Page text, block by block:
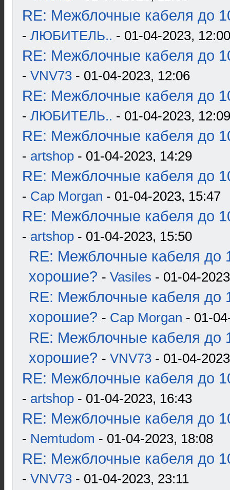
RE: Межблочные кабеля до
- ЛЮБИТЕЛЬ.. - 01-04-2023, 12:00
RE: Межблочные кабеля до
- VNV73 - 01-04-2023, 12:06
RE: Межблочные кабеля до
- ЛЮБИТЕЛЬ.. - 01-04-2023, 12:09
RE: Межблочные кабеля до
- artshop - 01-04-2023, 14:29
RE: Межблочные кабеля до
- Cap Morgan - 01-04-2023, 15:47
RE: Межблочные кабеля до
- artshop - 01-04-2023, 15:50
RE: Межблочные кабеля до
хорошие? - Vasiles - 01-04-
RE: Межблочные кабеля до
хорошие? - Cap Morgan - 01-
RE: Межблочные кабеля до
хорошие? - VNV73 - 01-04-
RE: Межблочные кабеля до
- artshop - 01-04-2023, 16:43
RE: Межблочные кабеля до
- Nemtudom - 01-04-2023, 18:08
RE: Межблочные кабеля до
- VNV73 - 01-04-2023, 23:11